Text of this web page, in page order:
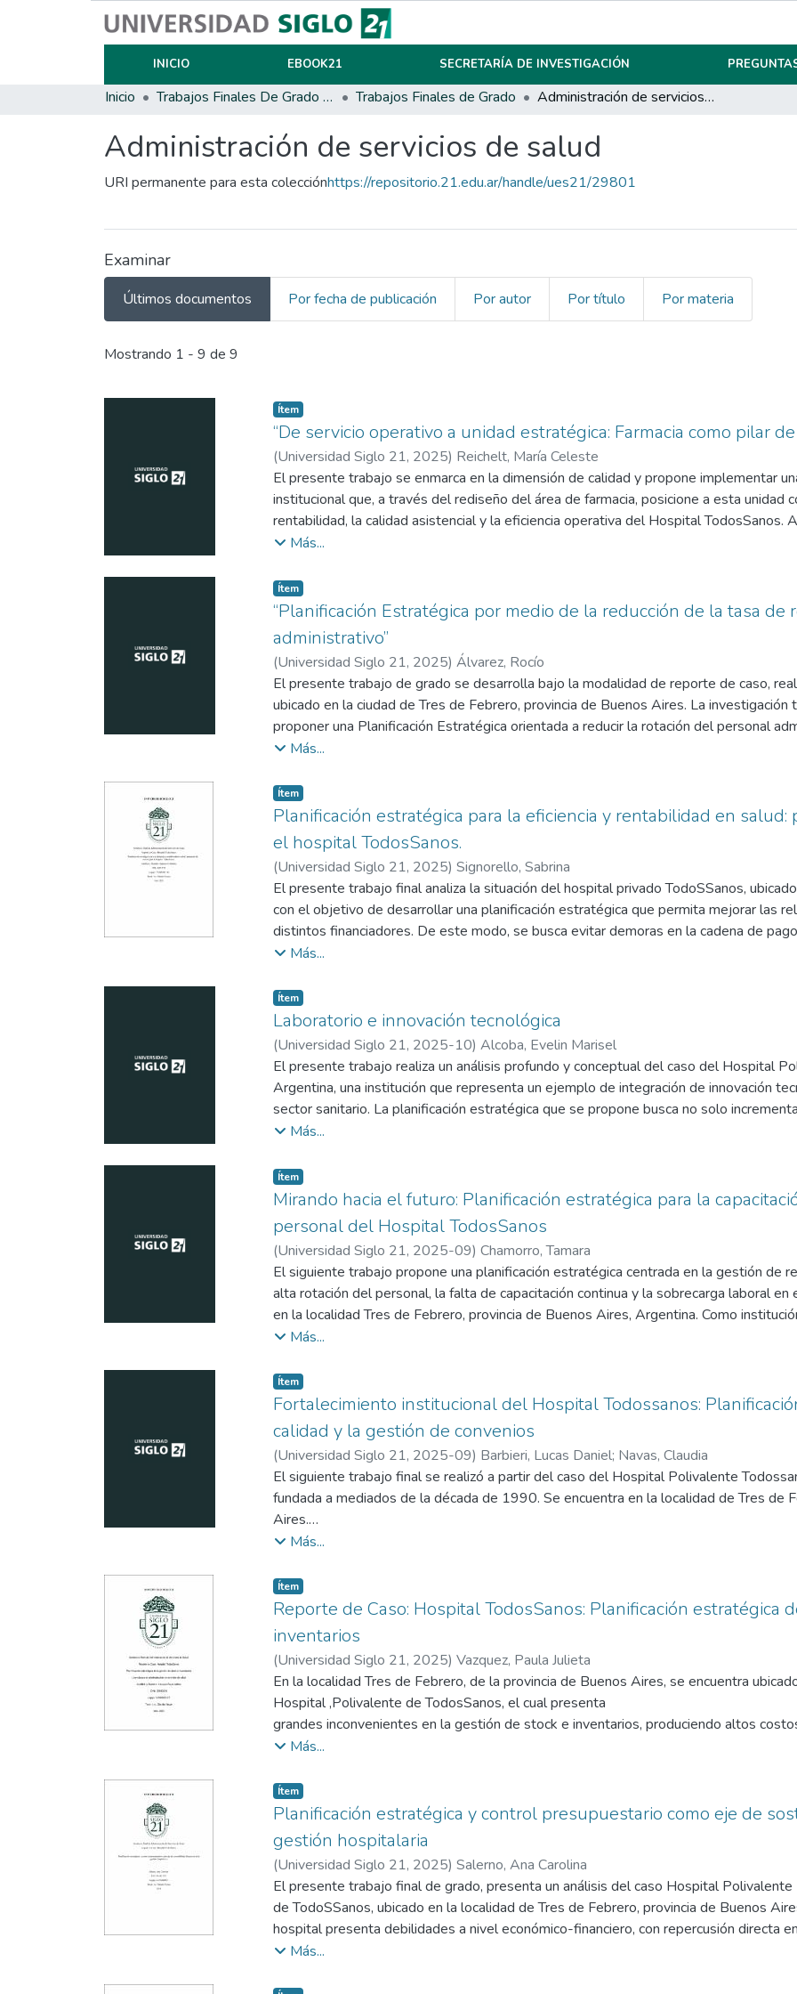
INICIO EBOOK21 SECRETARÍA DE INVESTIGACIÓN
Inicio Trabajos Finales De Grado Y Posgrado Trabajos Finales de Grado Administración de servicios de salud
Administración de servicios de salud
URI permanente para esta colecciónhttps://repositorio.21.edu.ar/handle/ues21/29801
Examinar
Últimos documentos Por fecha de publicación Por autor Por título Por materia
Últimos documentos
Mostrando 1 - 9 de 9
Item type:
Ítem,
“De servicio operativo a unidad estratégica: Farmacia como pilar
(Universidad Siglo 21, 2025) Reichelt, María Celeste
El presente trabajo se enmarca en la dimensión de calidad y propone implementar
institucional que, a través del rediseño del área de farmacia, posicione a esta unidad
rentabilidad, la calidad asistencial y la eficiencia operativa del Hospital TodosSanos.
identifican oportunidades de mejora en la gestión farmacéutica actual, que carece de
establecer convenios con financiadores y optimizar el uso de recursos críticos. A
objetivos medibles y un horizonte de planificación realista, se espera transformar la
impacto directo en la sustentabilidad económica y la seguridad del paciente.
Más...
Item type:
Ítem,
“Planificación Estratégica por medio de la reducción de la tasa
administrativo”
(Universidad Siglo 21, 2025) Álvarez, Rocío
El presente trabajo de grado se desarrolla bajo la modalidad de reporte de caso,
ubicado en la ciudad de Tres de Febrero, provincia de Buenos Aires. La
proponer una Planificación Estratégica orientada a reducir la rotación del personal
sido recurrente en la institución en los últimos años. A través de la formulación e
administrativa y en la optimización de la atención brindada a los pacientes. Se espera
administrativo repercuta positivamente tanto en el clima organizacional como en la
hospital.
Más...
Item type:
Ítem,
Planificación estratégica para la eficiencia y rentabilidad en salud:
el hospital TodosSanos.
(Universidad Siglo 21, 2025) Signorello, Sabrina
El presente trabajo final analiza la situación del hospital privado TodoSSanos,
con el objetivo de desarrollar una planificación estratégica que permita mejorar las
distintos financiadores. De este modo, se busca evitar demoras en la cadena de
hospital. Se analizarán los distintos contratos con las coberturas de salud para rever
por parte de la cobertura. También se revisarán los débitos recibidos en los últimos
desvíos del circuito. Asimismo, se analizará la facturación mensual en relación con la
efectivamente realizadas, a fin de detectar posibles prestaciones no facturadas y
de los ingresos correspondientes.
Más...
Item type:
Ítem,
Laboratorio e innovación tecnológica
(Universidad Siglo 21, 2025-10) Alcoba, Evelin Marisel
El presente trabajo realiza un análisis profundo y conceptual del caso del Hospital
Argentina, una institución que representa un ejemplo de integración de innovación
sector sanitario. La planificación estratégica que se propone busca no solo
mediante la incorporación de máquinas tecnológicas para laboratorios avanzados en
innovadora, responsable y centrada en la experiencia del paciente y el cuidado del
Más...
Item type:
Ítem,
Mirando hacia el futuro: Planificación estratégica para la
personal del Hospital TodosSanos
(Universidad Siglo 21, 2025-09) Chamorro, Tamara
El siguiente trabajo propone una planificación estratégica centrada en la gestión de
alta rotación del personal, la falta de capacitación continua y la sobrecarga laboral
en la localidad Tres de Febrero, provincia de Buenos Aires, Argentina. Como
requiere optimizar sus recursos humanos para mejorar la calidad de atención y el
capacitación continua, estrategias de fidelización y redistribución de la carga laboral.
mediante indicadores clave de desempeño (KPI) específicos, tales como la reducción
30% en un período de tiempo, el aumento de la participación en capacitaciones al
satisfacción laboral, evaluada mediante encuestas internas.
Asimismo, se prevé una evaluación anual de resultados para monitorear el
y permitir ajustes oportunos en la planificación.
Más...
Item type:
Ítem,
Fortalecimiento institucional del Hospital Todossanos:
calidad y la gestión de convenios
(Universidad Siglo 21, 2025-09) Barbieri, Lucas Daniel; Navas, Claudia
El siguiente trabajo final se realizó a partir del caso del Hospital Polivalente
fundada a mediados de la década de 1990. Se encuentra en la localidad de Tres de
Aires.
La siguiente planificación estratégica tiene como fin mejorar las relaciones
prestigio. Asimismo, se buscará implementar medidas para asegurar la calidad
siendo esta una estrategia clave para el crecimiento de la institución.
Más...
Item type:
Ítem,
Reporte de Caso: Hospital TodosSanos: Planificación estratégica
inventarios
(Universidad Siglo 21, 2025) Vazquez, Paula Julieta
En la localidad Tres de Febrero, de la provincia de Buenos Aires, se encuentra
Hospital ,Polivalente de TodosSanos, el cual presenta
grandes inconvenientes en la gestión de stock e inventarios, produciendo altos
sabastecimiento, variabilidad en la calidad de los productos, entre
El objetivo del trabajo es por medio de una planificación estratégica optimizar la
implementando un sistema ERP y tecnología RFID, obteniendo
algunos beneficios como: precisión del inventario, optimización de la cadena de
de costos, mejora en la toma de decisiones, mayor eficiencia,
reducción de errores, mayor seguridad, mejora de la satisfacción del paciente y
Todos estos beneficios son medibles y para ello además del sistema CIRRUS ERP
indicadores de rendimientos que permiten monitorear el progreso de un proyecto y
Más...
Item type:
Ítem,
Planificación estratégica y control presupuestario como eje de
gestión hospitalaria
(Universidad Siglo 21, 2025) Salerno, Ana Carolina
El presente trabajo final de grado, presenta un análisis del caso Hospital Polivalente
de TodoSSanos, ubicado en la localidad de Tres de Febrero, provincia de Buenos
hospital presenta debilidades a nivel económico-financiero, con repercusión directa
reporte, se pretende elaborar una planificación estratégica que facilite el control
Más...